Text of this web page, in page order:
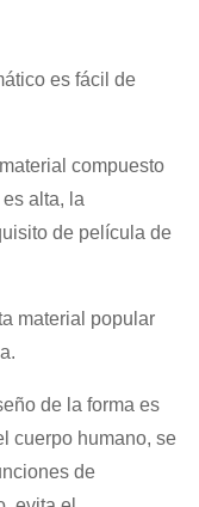
es fácil de
compuesto
alta, la
de película de
material popular
de la forma es
cuerpo humano, se
de